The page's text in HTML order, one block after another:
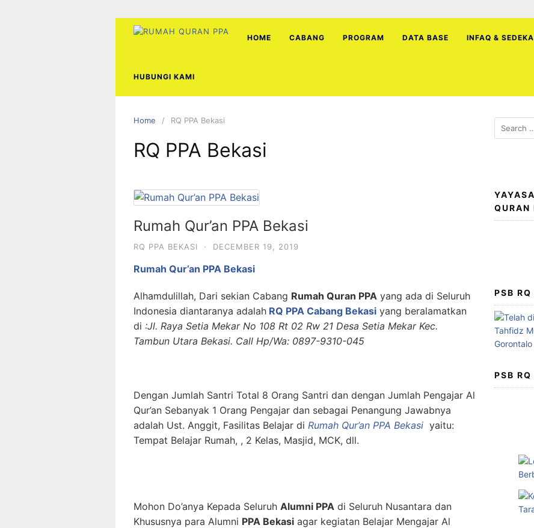
HOME CABANG PROGRAM DATA BASE INFAQ &
HUBUNGI KAMI
Home RQ PPA Bekasi
RQ PPA Bekasi
Rumah Qur’an PPA Bekasi
RQ PPA BEKASI · DECEMBER 19, 2019
Rumah Qur’an PPA Bekasi
Alhamdulillah, Dari sekian Cabang Rumah Quran PPA yang ada di Seluruh
Indonesia diantaranya adalah RQ PPA Cabang Bekasi yang beralamatkan
di :Jl. Raya Setia Mekar No 108 Rt 02 Rw 21 Desa Setia Mekar Kec.
Tambun Utara Bekasi. Call Hp/Wa: 0897-9310-045
Dengan Jumlah Santri Total 8 Orang Santri dan dengan Jumlah Pengajar Al
Qur’an Sebanyak 1 Orang Pengajar dan sebagai Penangung Jawabnya
adalah Ust. Anggit, Fasilitas Belajar di Rumah Qur’an PPA Bekasi yaitu:
Tempat Belajar Rumah, , 2 Kelas, Masjid, MCK, dll.
Mohon Do’anya Kepada Seluruh Alumni PPA di Seluruh Nusantara dan
Khususnya para Alumni PPA Bekasi agar kegiatan Belajar Mengajar Al
Search
for:
QURAN
PSB
PSB